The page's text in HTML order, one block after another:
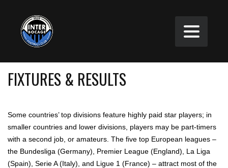
FIXTURES & RESULTS
Some countries’ top divisions feature highly paid star players; in
smaller countries and lower divisions, players may be part-timers
with a second job, or amateurs. The five top European leagues –
the Bundesliga (Germany), Premier League (England), La Liga
(Spain), Serie A (Italy), and Ligue 1 (France) – attract most of the